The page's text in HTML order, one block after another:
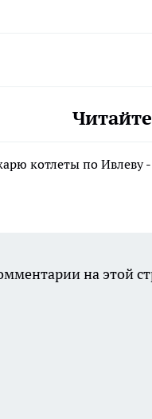
котлеты по
на этой